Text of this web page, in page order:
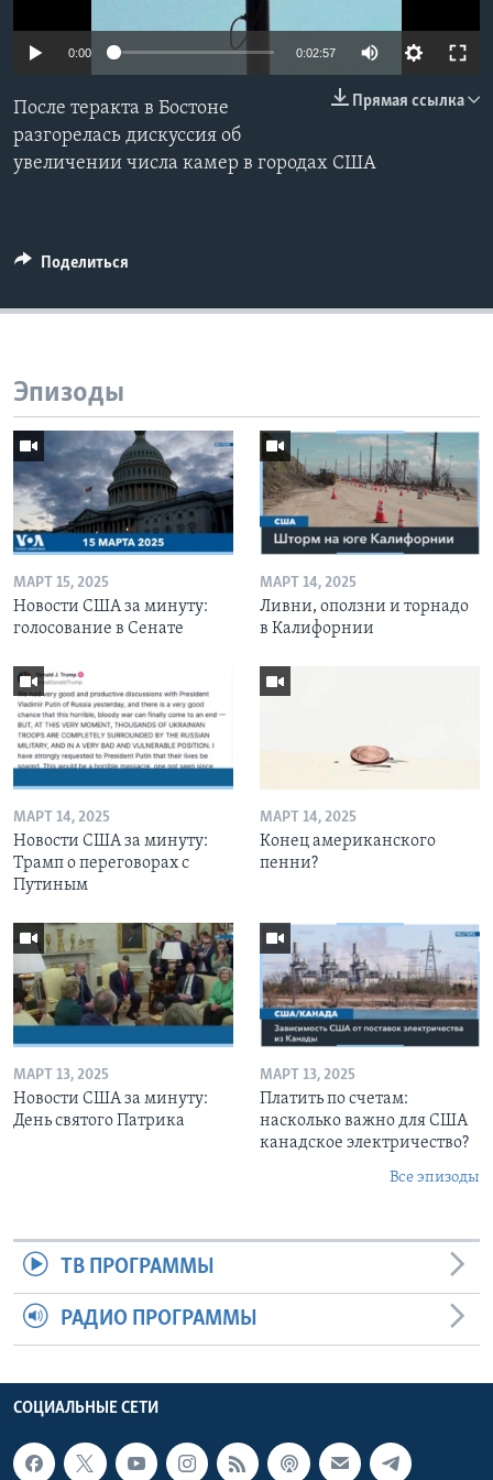
СОЦИАЛЬНЫЕ СЕТИ
0:00 0:02:57
Прямая ссылка
После теракта в Бостоне
разгорелась дискуссия об
увеличении числа камер в городах США
Поделиться
Эпизоды
МАРТ 15, 2025
Новости США за минуту:
голосование в Сенате
МАРТ 14, 2025
Ливни, оползни и торнадо
в Калифорнии
МАРТ 14, 2025
Новости США за минуту:
Трамп о переговорах с
Путиным
МАРТ 14, 2025
Конец американского
пенни?
МАРТ 13, 2025
Новости США за минуту:
День святого Патрика
МАРТ 13, 2025
Платить по счетам:
насколько важно для США
канадское электричество?
Все эпизоды
ТВ ПРОГРАММЫ
РАДИО ПРОГРАММЫ
СОЦИАЛЬНЫЕ СЕТИ